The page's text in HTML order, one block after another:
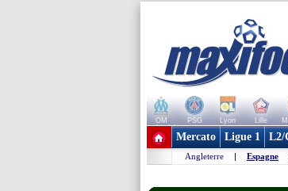
OM PSG Lyon Lille
+ de clubs
Mercato Ligue 1 L2/
Angleterre | Espagne